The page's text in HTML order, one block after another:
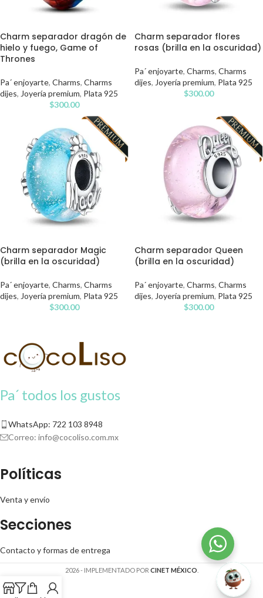
Charm separador dragón de
hielo y fuego, Game of
Thrones
Pa´ enjoyarte, Charms, Charms
dijes, Joyería premium, Plata 925
$300.00
Charm separador flores
rosas (brilla en la oscuridad)
Pa´ enjoyarte, Charms, Charms
dijes, Joyería premium, Plata 925
$300.00
Charm separador Magic
(brilla en la oscuridad)
Pa´ enjoyarte, Charms, Charms
dijes, Joyería premium, Plata 925
$300.00
Charm separador Queen
(brilla en la oscuridad)
Pa´ enjoyarte, Charms, Charms
dijes, Joyería premium, Plata 925
$300.00
Pa´ todos los gustos
WhatsApp: 722 103 8948
Correo: info@cocoliso.com.mx
Políticas
Venta y envío
Secciones
Contacto y formas de entrega
2026 - IMPLEMENTADO POR CINET MÉXICO